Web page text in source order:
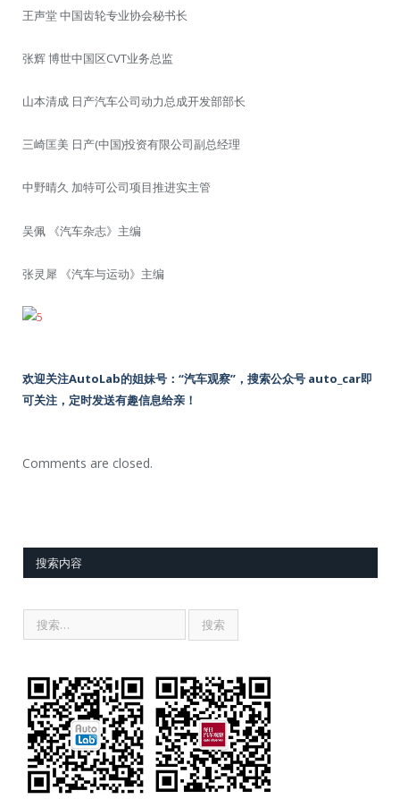
王声堂 中国齿轮专业协会秘书长
张辉 博世中国区CVT业务总监
山本清成 日产汽车公司动力总成开发部部长
三崎匡美 日产(中国)投资有限公司副总经理
中野晴久 加特可公司项目推进实主管
吴佩 《汽车杂志》主编
张灵犀 《汽车与运动》主编
欢迎关注AutoLab的姐妹号：“汽车观察”，搜索公众号 auto_car即
可关注，定时发送有趣信息给亲！
Comments are closed.
搜索内容